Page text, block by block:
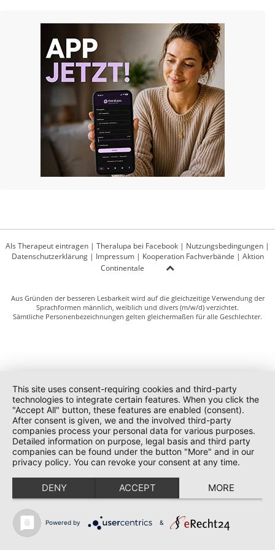
Als Therapeut eintragen | Theralupa bei Facebook | Nutzungsbedingungen |
Datenschutzerklärung| Impressum| Kooperation Fachverbände | Aktion
Continentale
Aus Gründen der besseren Lesbarkeit wird auf die gleichzeitige Verwendung der
Sprachformen männlich, weiblich und divers (m/w/d) verzichtet.
Sämtliche Personenbezeichnungen gelten gleichermaßen für alle Geschlechter.
This site uses consent-requiring cookies and third-party
technologies to integrate certain features. When you click the
"Accept All" button, these features are enabled (consent).
After consent is given, we and the involved third-party
companies process your personal data for various purposes.
Detailed information on purpose, legal basis and third party
companies can be found under the button "More" and in our
privacy policy. You can revoke your consent at any time.
DENY ACCEPT MORE
Powered by &